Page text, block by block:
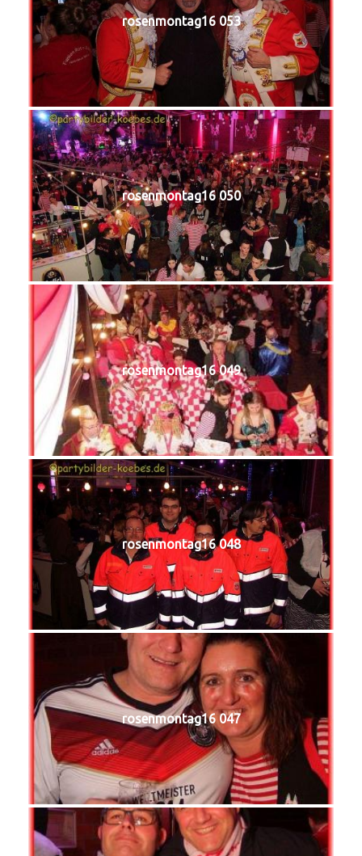
rosenmontag16 053
rosenmontag16 050
rosenmontag16 049
rosenmontag16 048
rosenmontag16 047